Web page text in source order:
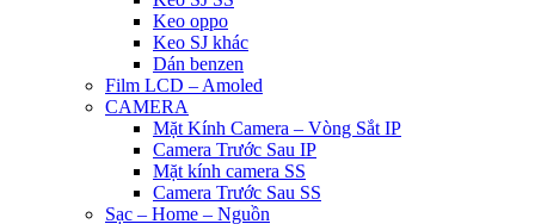
Keo oppo
Keo SJ khác
Dán benzen
Film LCD – Amoled
CAMERA
Mặt Kính Camera – Vòng Sắt IP
Camera Trước Sau IP
Mặt kính camera SS
Camera Trước Sau SS
Sạc – Home – Nguồn